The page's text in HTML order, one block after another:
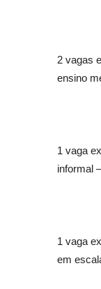
2 vagas
ensino
1 vaga
informal
1 vaga
em